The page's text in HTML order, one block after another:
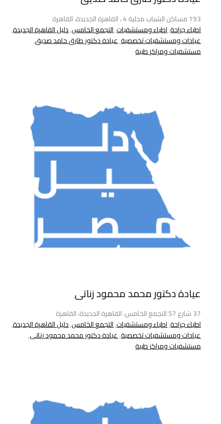
193 مساكن الشباب محلية 4 ، القاهرة الجديدة، القاهرة
اطباء جراحة,اطباء ومستشفيات,التجمع الخامس,دليل القاهرة الجديدة,
عيادات ومستشفيات تخصصية,عيادة دكتور طارق حامد صديق,
مستشفيات ومراكز طبية
عيادة دكتور محمد محمود زناتى
37 شارع 57 التجمع الخامس، القاهرة الجديدة، القاهرة
اطباء جراحة,اطباء ومستشفيات,التجمع الخامس,دليل القاهرة الجديدة,
عيادات ومستشفيات تخصصية,عيادة دكتور محمد محمود زناتى,
مستشفيات ومراكز طبية